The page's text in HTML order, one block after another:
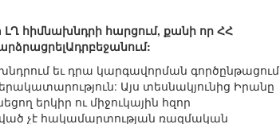
հիմնախնդրի հարցում, քանի որ ՀՀ
եւ դրա կարգավորման գործընթացում
Այս տեսնակյունից Իրանը
երկիր ու միջուկային հզոր
չէ հակամարտության ռազմական